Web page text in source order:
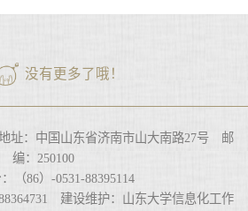
没有更多了哦！
：中国山东省济南市山大南路27号 邮
编：250100
（86）-0531-88395114
建设维护：山东大学信息化工作